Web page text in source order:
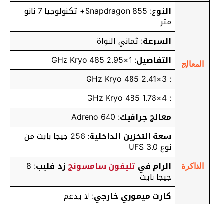
المعالج
النوع : Snapdragon 855+ تكنولوجيا 7 نانو
متر
السرعة: ثماني النواة
التفاصيل: 1×2.95 GHz Kryo 485
: 3×2.41 GHz Kryo 485
: 4×1.78 GHz Kryo 485
معالج جرافيك: Adreno 640
الذاكرة
سعة التخزين الداخلية : 256 جيجا بايت من
نوع UFS 3.0
الرام في تليفون سامسونج زد فليب : 8
جيجا بايت
كارت ميموري خارجي: لا يدعم